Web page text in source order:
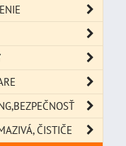
ČISTIČE